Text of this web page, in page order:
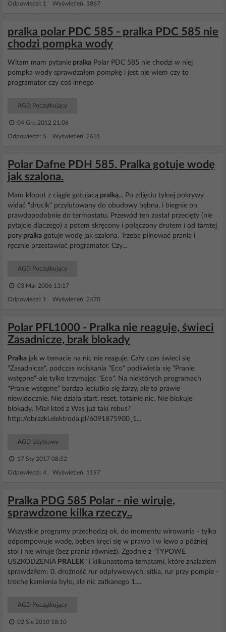
Odpowiedzi: 1 Wyświetleń: 1867
pralka polar PDC 585 - pralka PDC 585 nie
chodzi pompka wody
Witam mam pytanie pralka Polar PDC 585 nie chodzi w niej
pompka wody sprawdzałem pompkę i jest nie wiem czy to
programator czy coś innego
AGD Początkujący
04 Gru 2012 21:06
Odpowiedzi: 5 Wyświetleń: 2631
Polar Dafne PDH 585. Pralka gotuje wodę
jak szalona.
Mam kłopot z ciągle gotujacą pralką... Po zdjęciu tylnej pokrywy
widać "drucik" przylutowany do obudowy bębna, i biegnie on
prawdopodobnie do termostatu. Przewód ten został przecięty (nie
pytajcie dlaczego) a potem skręcony i połączony drutem i od tamtej
pory pralka gotuje wodę jak szalona. Trzeba pilnować prania i
ręcznie przestawiać programator. Czy...
AGD Początkujący
03 Mar 2006 13:17
Odpowiedzi: 1 Wyświetleń: 2470
Polar PFL1000 - Pralka nie reaguje, świeci
Zasadnicze, brak blokady
Pralka jak w temacie na nic nie reaguje. Cały czas świeci się
"Zasadnicze", podczas wciskania "Eco" podświetla się "Pranie
wstępne"-ale tylko trzymając "Eco". Na niektórych programach
"Pranie wstępne" bardzo leciutko się żarzy, ale to prawie
niewidocznie. Nie działa start, reset, totalnie nic. Nie blokuje
blokady. Miał ktoś z Was już taki rebus?
http://obrazki.elektroda.pl/6091875900_1...
AGD Użytkowy
17 Sty 2017 08:52
Odpowiedzi: 4 Wyświetleń: 1197
Pralka PDG 585 Polar - nie wiruje,
sprawdzone kilka rzeczy..
Wszystkie programy przechodzą ok, do momentu wirowania - tylko
odpompowuje wodę, bęben kręci się w prawo i w lewo a później
stoi i nie wiruje (bez prania również). Zgodnie z "TYPOWE
USZKODZENIA PRALEK" i kilkunastoma tematami, które znalazłem
sprawdziłem: 0. drożność rur odpływowych, sitka, rur przy pompie -
trochę kamienia było, ale nic zatkanego 1....
AGD Początkujący
02 Sie 2010 18:10